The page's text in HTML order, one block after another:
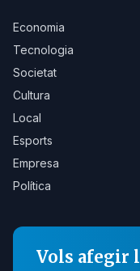
Economia
Tecnologia
Societat
Cultura
Local
Esports
Empresa
Política
Vols afegir